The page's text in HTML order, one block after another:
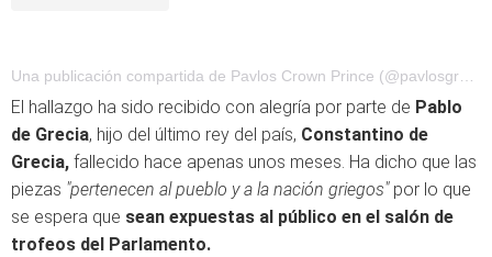
El hallazgo ha sido recibido con alegría por parte de Pablo
de Grecia, hijo del último rey del país, Constantino de
Grecia, fallecido hace apenas unos meses. Ha dicho que las
piezas "pertenecen al pueblo y a la nación griegos"por lo que
se espera que sean expuestas al público en el salón de
trofeos del Parlamento.